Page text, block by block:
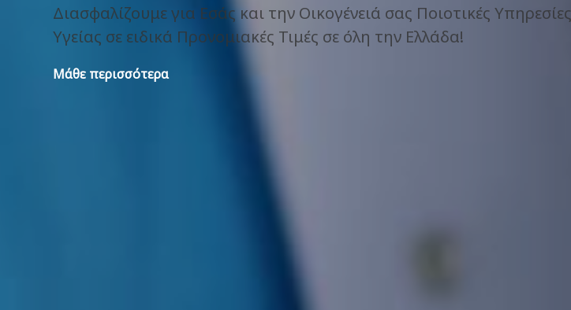
Διασφαλίζουμε για Εσάς και την Οικογένειά σας Ποιοτικές Υπηρεσίες
Υγείας σε ειδικά Προνομιακές Τιμές σε όλη την Ελλάδα!
Μάθε περισσότερα